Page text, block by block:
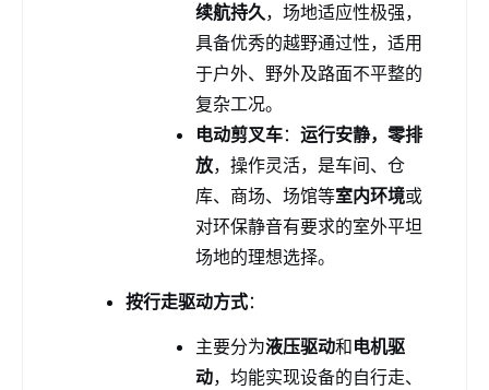
续航持久，场地适应性极强，
具备优秀的越野通过性，适用
于户外、野外及路面不平整的
复杂工况。
电动剪叉车： 运行安静，零排
放，操作灵活，是车间、仓
库、商场、场馆等室内环境或
对环保静音有要求的室外平坦
场地的理想选择。
按行走驱动方式：
主要分为液压驱动和电机驱
动，均能实现设备的自行走、